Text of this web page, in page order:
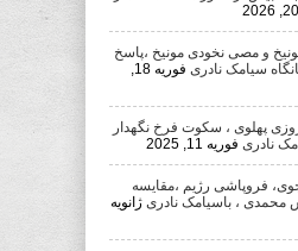
و مصی نخودی مونیخ ،پاسخ
سیامک نادری
فوریه 18,
پهلوی ، سکوت فرخ نگهدار
نادری فوریه 11, 2025
فروپاشی رژیم ،مقایسه
محمدی ، باسیامک نادری ژانویه